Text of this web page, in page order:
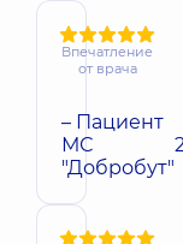
Впечатление
от врача
– Пациент
МС
"Добробут"